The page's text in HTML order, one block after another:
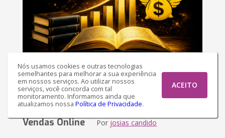
Nós usamos cookies e outras tecnologias
semelhantes para melhorar a sua experiência
em nossos serviços. Ao utilizar nossos
serviços, você concorda com tal
monitoramento. Informamos ainda que
atualizamos nossa Política de Privacidade.
ACEITO
COMO ESCALAR VENDAS E
VIVER DE LIVROS
Série: Venda Digital - Máquinas de
Vendas Online Por josias candido